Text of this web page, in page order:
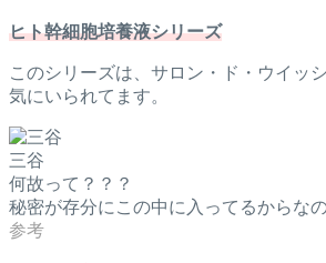
ヒト幹細胞培養液シリーズ
このシリーズは、サロン・ド・ウイッ
気にいられてます。
三谷
何故って？？？
秘密が存分にこの中に入ってるからな